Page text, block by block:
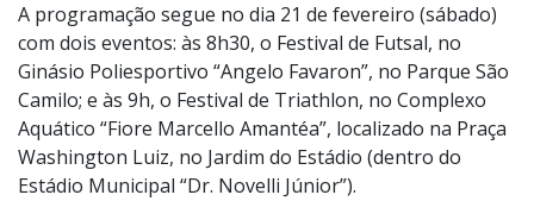
A programação segue no dia 21 de fevereiro (sábado)
com dois eventos: às 8h30, o Festival de Futsal, no
Ginásio Poliesportivo “Angelo Favaron”, no Parque São
Camilo; e às 9h, o Festival de Triathlon, no Complexo
Aquático “Fiore Marcello Amantéa”, localizado na Praça
Washington Luiz, no Jardim do Estádio (dentro do
Estádio Municipal “Dr. Novelli Júnior”).